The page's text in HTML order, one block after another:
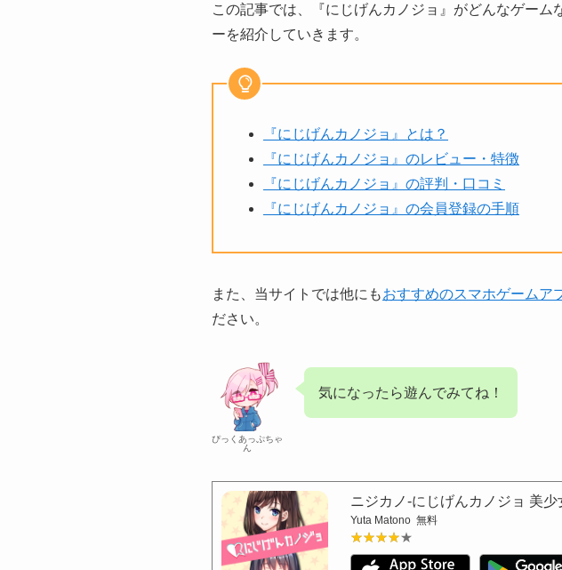
この記事では、『にじげんカノジョ』がどんなゲー
ーを紹介していきます。
『にじげんカノジョ』とは？
『にじげんカノジョ』のレビュー・特徴
『にじげんカノジョ』の評判・口コミ
『にじげんカノジョ』の会員登録の手順
また、当サイトでは他にもおすすめのスマホゲームア
ださい。
ぴっくあっぷちゃ
ん
気になったら遊んでみてね！
ニジカノ-にじげんカノジョ 美
Yuta Matono 無料
★★★★★
★★★★★